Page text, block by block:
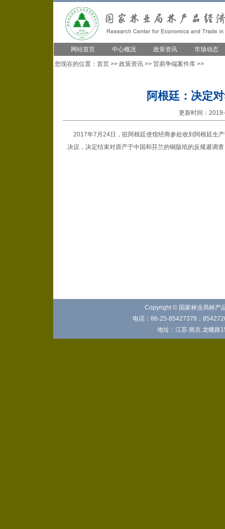
网站首页 中心概况 政策资讯 市场动态
您现在的位置： 首页 >> 政策资讯 >> 贸易争端案件库 >>
阿根廷：决定
更新时间：
2017年7月24日，驻阿根廷使馆经商参处收到阿根廷生
决议，决定结束对原产于中国和芬兰的铜版纸的反规避调
Copyright © 国家林业局林产
电话：86-25-85427378；
地址：江苏.南京.龙蟠路